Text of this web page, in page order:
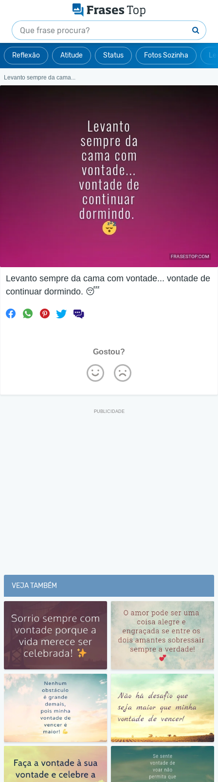
Reflexão Atitude Status Fotos Sozinha
Levanto sempre da cama...
Levanto sempre da cama com vontade... vontade de
continuar dormindo. 😴
Gostou?
VEJA TAMBÉM